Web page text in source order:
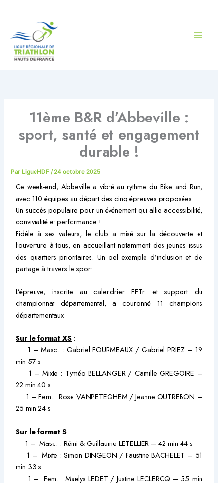
11ème B&R d’Abbeville :
sport, santé et engagement
durable !
ParLigueHDF /24 octobre 2025
Ce week-end, Abbeville a vibré au rythme du Bike and Run,
avec 110 équipes au départ des cinq épreuves proposées.
Un succès populaire pour un événement qui allie accessibilité,
convivialité et performance !
Fidèle à ses valeurs, le club a misé sur la découverte et
l’ouverture à tous, en accueillant notamment des jeunes issus
des quartiers prioritaires. Un bel exemple d’inclusion et de
partage à travers le sport.
L’épreuve, inscrite au calendrier FFTri et support du
championnat départemental, a couronné 11 champions
départementaux
Sur le format XS :
1 – Masc. : Gabriel FOURMEAUX / Gabriel PRIEZ – 19
min 57 s
1 – Mixte : Tyméo BELLANGER / Camille GREGOIRE –
22 min 40 s
1 – Fem. : Rose VANPETEGHEM / Jeanne OUTREBON –
25 min 24 s
Sur le format S :
1 – Masc. : Rémi & Guillaume LETELLIER – 42 min 44 s
1 – Mixte : Simon DINGEON / Faustine BACHELET – 51
min 33 s
1 – Fem. : Maëlys LEDET / Justine LECLERCQ – 55 min